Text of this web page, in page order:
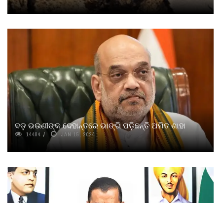
ବଡ଼ ଭଉଣୀଙ୍କ ଦେହାନ୍ତରେ ଭାଙ୍ଗି ପଡ଼ିଛନ୍ତି ଅମିତ ଶାହା
14484 JAN 15, 2024